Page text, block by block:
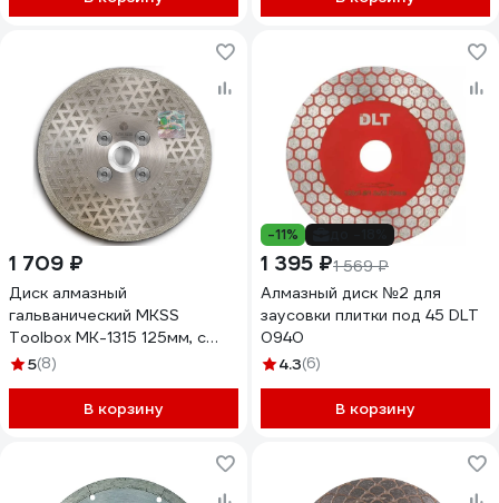
1 709 ₽
Диск алмазный
гальванический MKSS
Toolbox MK-1315 125мм, с
фланцем М14 MK13150125
5(8)
В корзину
-11%
1 395 ₽1 569 ₽
Алмазный диск №2 для
заусовки плитки под 45 DLT
0940
4.3(6)
В корзину